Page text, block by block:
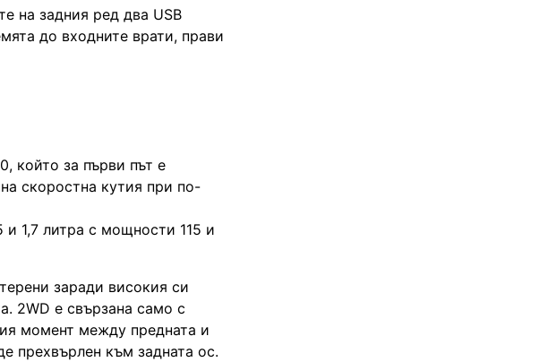
на задния ред два USB
до входните врати, прави
който за първи път е
скоростна кутия при по-
1,7 литра с мощности 115 и
заради високия си
2WD е свързана само с
момент между предната и
прехвърлен към задната ос.